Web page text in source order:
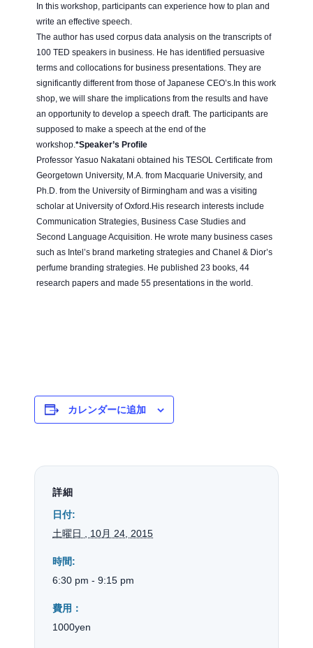
In this workshop, participants can experience how to plan and
write an effective speech.
The author has used corpus data analysis on the transcripts of
100 TED speakers in business. He has identified persuasive
terms and collocations for business presentations. They are
significantly different from those of Japanese CEO’s.In this work
shop, we will share the implications from the results and have
an opportunity to develop a speech draft. The participants are
supposed to make a speech at the end of the
workshop.*Speaker’s Profile
Professor Yasuo Nakatani obtained his TESOL Certificate from
Georgetown University, M.A. from Macquarie University, and
Ph.D. from the University of Birmingham and was a visiting
scholar at University of Oxford.His research interests include
Communication Strategies, Business Case Studies and
Second Language Acquisition. He wrote many business cases
such as Intel’s brand marketing strategies and Chanel & Dior’s
perfume branding strategies. He published 23 books, 44
research papers and made 55 presentations in the world.
カレンダーに追加
詳細
日付:
土曜日 , 10月 24, 2015
時間:
6:30 pm - 9:15 pm
費用：
1000yen